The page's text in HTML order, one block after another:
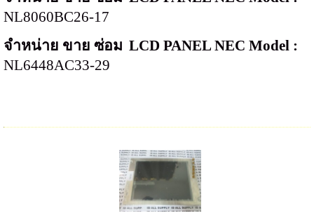
NL8060BC26-17
จำหน่าย ขาย ซ่อม LCD PANEL NEC Model :
NL6448AC33-29